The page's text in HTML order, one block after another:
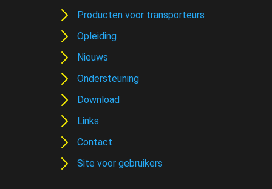
Producten voor transporteurs
Opleiding
Nieuws
Ondersteuning
Download
Links
Contact
Site voor gebruikers